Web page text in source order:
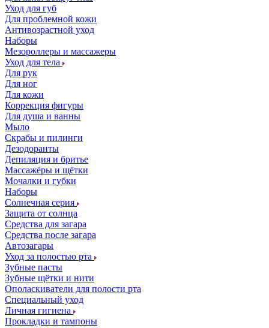
Уход для губ
Для проблемной кожи
Антивозрастной уход
Наборы
Мезороллеры и массажеры
Уход для тела
Для рук
Для ног
Для кожи
Коррекция фигуры
Для душа и ванны
Мыло
Скрабы и пилинги
Дезодоранты
Депиляция и бритье
Массажёры и щётки
Мочалки и губки
Наборы
Солнечная серия
Защита от солнца
Средства для загара
Средства после загара
Автозагары
Уход за полостью рта
Зубные пасты
Зубные щётки и нити
Ополаскиватели для полости рта
Специальный уход
Личная гигиена
Прокладки и тампоны